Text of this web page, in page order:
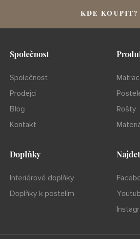
KDE KOUPIT?
Společnost
Společnost
Prodejci
Blog
Kontakt
Rošty
Doplňky
Interiérové doplňky
Doplňky k postelím